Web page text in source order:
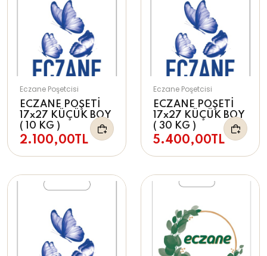
Eczane Poşetcisi
ECZANE POŞETİ
17x27 KÜÇÜK BOY
( 10 KG )
2.100,00TL
Eczane Poşetcisi
ECZANE POŞETİ
17x27 KÜÇÜK BOY
( 30 KG )
5.400,00TL